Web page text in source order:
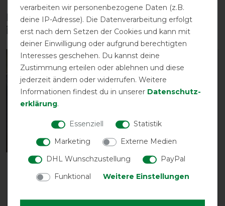
Diese Produkte könnten dich auch
interessieren
Bucas Show-Line Saddle
Pad - Dressage
62,10 € *
Weatherbeeta Prime
Dressage Saddle Pad
40,05 € *
verarbeiten wir personenbezogene Daten (z.B.
deine IP-Adresse). Die Datenverarbeitung erfolgt
erst nach dem Setzen der Cookies und kann mit
deiner Einwilligung oder aufgrund berechtigten
Interesses geschehen. Du kannst deine
Zustimmung erteilen oder ablehnen und diese
jederzeit ändern oder widerrufen. Weitere
Informationen findest du in unserer Daten­schutz­
erklärung.
Essenziell
Statistik
Marketing
Externe Medien
DHL Wunschzustellung
PayPal
Funktional
Weitere Einstellungen